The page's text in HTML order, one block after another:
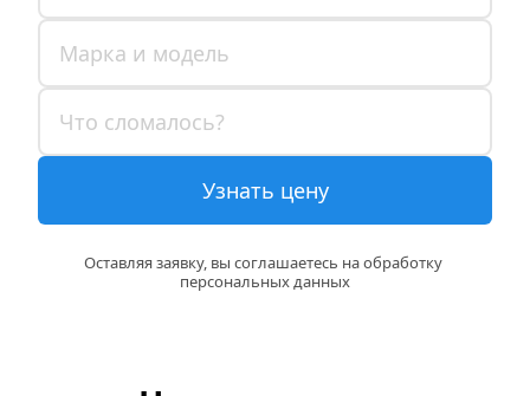
Узнать цену
Оставляя заявку, вы соглашаетесь на обработку
персональных данных